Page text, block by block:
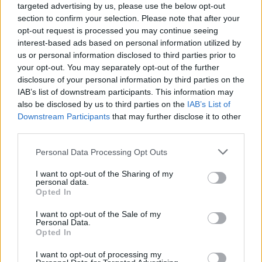
targeted advertising by us, please use the below opt-out
section to confirm your selection. Please note that after your
opt-out request is processed you may continue seeing
interest-based ads based on personal information utilized by
us or personal information disclosed to third parties prior to
your opt-out. You may separately opt-out of the further
disclosure of your personal information by third parties on the
IAB’s list of downstream participants. This information may
also be disclosed by us to third parties on the IAB’s List of
Downstream Participants that may further disclose it to other
Personal Data Processing Opt Outs
I want to opt-out of the Sharing of my
personal data.
Opted In
I want to opt-out of the Sale of my
Personal Data.
Opted In
I want to opt-out of processing my
Phuketin lentoasemalta on kohtalaisen lyhyt
matka kaikkialle saarelle, ja sieltä voi linja-
autolla siirtyä Phuketin kaupunkiin. Pitkän
lennon jälkeen järkevintä on siirtyä taksilla
tai muulla yksityiskyydillä majapaikalle.
Phuketissa lomaileva voi myös laskeutua
Krabin lentoasemalle. Jos Phuketin kaupunkiin saapuu
Krabilta tai muualta kuin Phuketin alueelta, saapuu
todennäköisesti muutaman kilometrin päässä keskustasta
olevalle päälinja-autoasemalle. Jos Phuketin kaupunkiin
saapuu muualta saaren alueelta bussilla, saapuvat ne
lähellä päämarkkinapaikkaa olevalle liikenneympyrälle.
kaupunkiin
Liikkuminen paikasta toiseen
Phuketissa ei ole niin helppo liikkua paikasta